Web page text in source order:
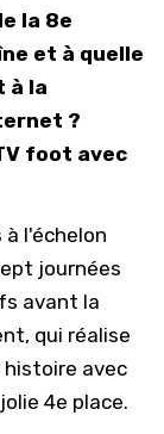
la 8e
et à quelle
à la
?
foot avec
à l'échelon
journées
avant la
qui réalise
histoire avec
4e place.